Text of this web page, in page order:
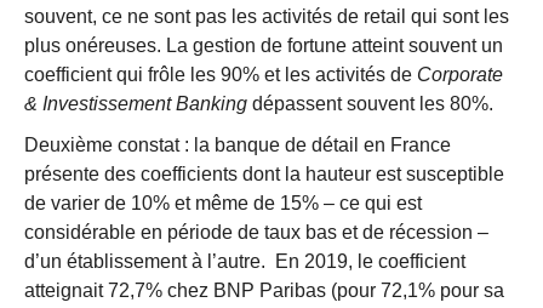
souvent, ce ne sont pas les activités de retail qui sont les
plus onéreuses. La gestion de fortune atteint souvent un
coefficient qui frôle les 90% et les activités de Corporate
& Investissement Banking dépassent souvent les 80%.
Deuxième constat : la banque de détail en France
présente des coefficients dont la hauteur est susceptible
de varier de 10% et même de 15% – ce qui est
considérable en période de taux bas et de récession –
d’un établissement à l’autre. En 2019, le coefficient
atteignait 72,7% chez BNP Paribas (pour 72,1% pour sa